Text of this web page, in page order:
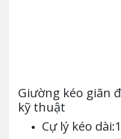
Giường kéo giãn
kỹ thuật
Cự lý kéo